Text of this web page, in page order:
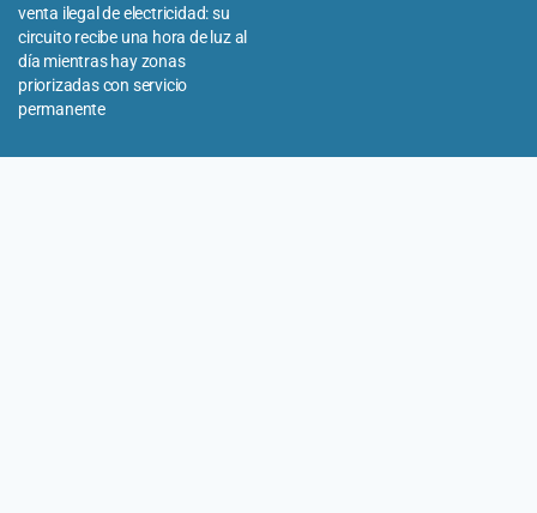
venta ilegal de electricidad: su
circuito recibe una hora de luz al
día mientras hay zonas
priorizadas con servicio
permanente